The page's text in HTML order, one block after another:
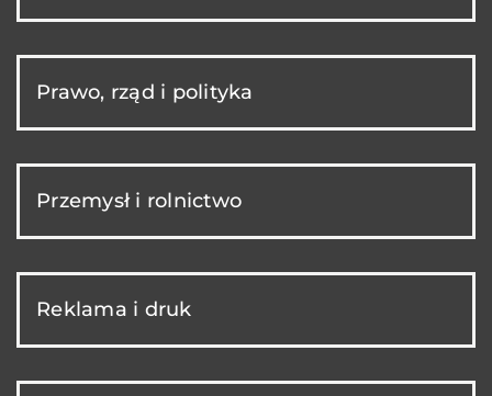
Prawo, rząd i polityka
Przemysł i rolnictwo
Reklama i druk